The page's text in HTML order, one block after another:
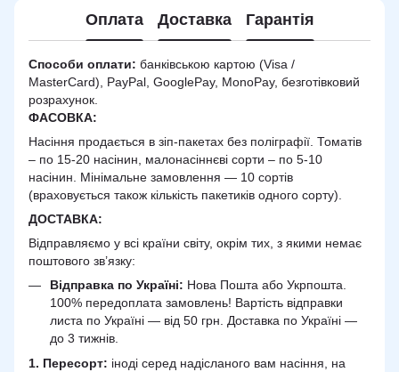
Оплата Доставка Гарантія
Способи оплати: банківською картою (Visa /
MasterCard), PayPal, GooglePay, MonoPay, безготівковий
розрахунок.
ФАСОВКА:
Насіння продається в зіп-пакетах без поліграфії. Томатів
– по 15-20 насінин, малонасіннєві сорти – по 5-10
насінин. Мінімальне замовлення — 10 сортів
(враховується також кількість пакетиків одного сорту).
ДОСТАВКА:
Відправляємо у всі країни світу, окрім тих, з якими немає
поштового зв’язку:
Відправка по Україні: Нова Пошта або Укрпошта.
100% передоплата замовлень! Вартість відправки
листа по Україні — від 50 грн. Доставка по Україні —
до 3 тижнів.
1. Пересорт: іноді серед надісланого вам насіння, на